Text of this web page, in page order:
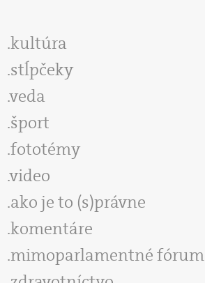
kultúra
stĺpčeky
veda
šport
fototémy
video
ako je to (s)právne
komentáre
mimoparlamentné fórum